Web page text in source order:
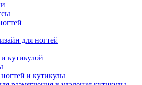
для ногтей
кутикулой
и кутикулы